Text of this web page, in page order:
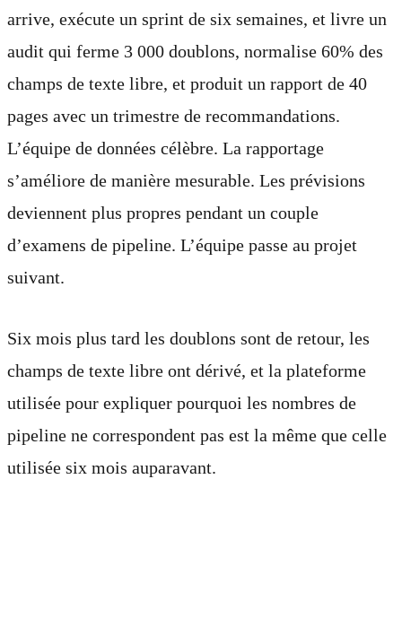
arrive, exécute un sprint de six semaines, et livre un
audit qui ferme 3 000 doublons, normalise 60% des
champs de texte libre, et produit un rapport de 40
pages avec un trimestre de recommandations.
L’équipe de données célèbre. La rapportage
s’améliore de manière mesurable. Les prévisions
deviennent plus propres pendant un couple
d’examens de pipeline. L’équipe passe au projet
suivant.
Six mois plus tard les doublons sont de retour, les
champs de texte libre ont dérivé, et la plateforme
utilisée pour expliquer pourquoi les nombres de
pipeline ne correspondent pas est la même que celle
utilisée six mois auparavant.